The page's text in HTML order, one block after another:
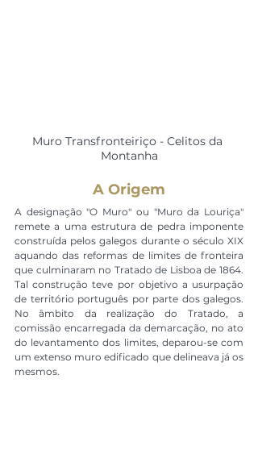
Muro Transfronteiriço - Celitos da
Montanha
A Origem
A designação "O Muro" ou "Muro da Louriça"
remete a uma estrutura de pedra imponente
construída pelos galegos durante o século XIX
aquando das reformas de limites de fronteira
que culminaram no Tratado de Lisboa de 1864.
Tal construção teve por objetivo a usurpação
de território português por parte dos galegos.
No âmbito da realização do Tratado, a
comissão encarregada da demarcação, no ato
do levantamento dos limites, deparou-se com
um extenso muro edificado que delineava já os
mesmos.